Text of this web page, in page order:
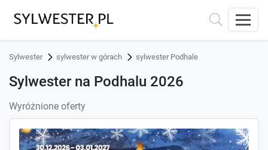
Sylwester sylwester w górach sylwester Podhale
Sylwester na Podhalu 2026
Wyróżnione oferty